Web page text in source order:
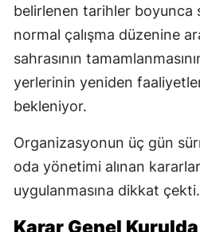
belirlenen tarihler boyunca
normal çalışma düzenine
sahrasının
yerlerinin yeniden
bekleniyor.
Organizasyonun üç gün
oda yönetimi alınan
uygulanmasına dikkat çekti.
Karar Genel Kurulda